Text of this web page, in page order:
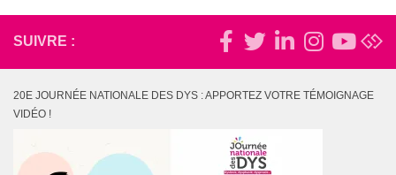
SUIVRE :
20E JOURNÉE NATIONALE DES DYS : APPORTEZ VOTRE TÉMOIGNAGE
VIDÉO !